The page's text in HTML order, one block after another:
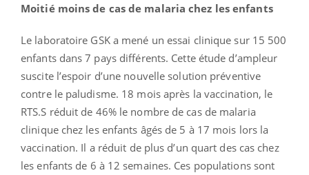
Moitié moins de cas de malaria chez les enfants
Le laboratoire GSK a mené un essai clinique sur 15 500
enfants dans 7 pays différents. Cette étude d’ampleur
suscite l’espoir d’une nouvelle solution préventive
contre le paludisme. 18 mois après la vaccination, le
RTS.S réduit de 46% le nombre de cas de malaria
clinique chez les enfants âgés de 5 à 17 mois lors la
vaccination. Il a réduit de plus d’un quart des cas chez
les enfants de 6 à 12 semaines. Ces populations sont